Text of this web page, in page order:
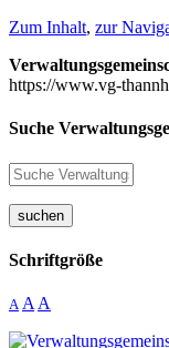
Zum Inhalt, zur
https://www.vg-
Suche
suchen
Schriftgröße
A A A